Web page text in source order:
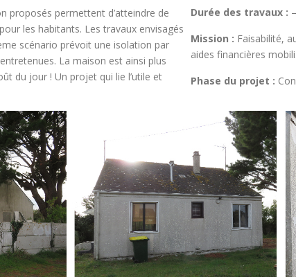
proposés permettent d’atteindre de
les habitants. Les travaux envisagés
scénario prévoit une isolation par
La maison est ainsi plus
du jour ! Un projet qui lie l’utile et
Durée des travaux : –
Mission : Faisabilité,
aides financières
Phase du projet :